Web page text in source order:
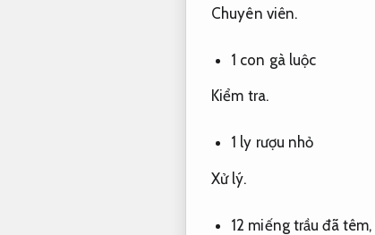
Chuyên viên.
1 con gà luộc
Kiểm tra.
1 ly rượu nhỏ
Xử lý.
12 miếng trầu đã têm,